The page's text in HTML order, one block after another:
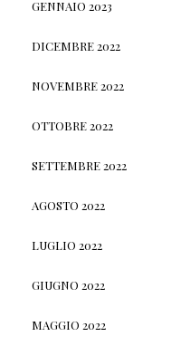
GENNAIO 2023
DICEMBRE 2022
NOVEMBRE 2022
OTTOBRE 2022
SETTEMBRE 2022
AGOSTO 2022
LUGLIO 2022
GIUGNO 2022
MAGGIO 2022